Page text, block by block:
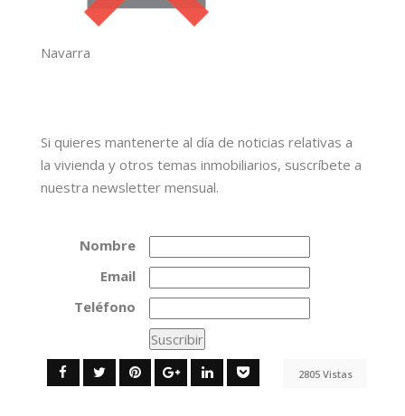
Navarra
Si quieres mantenerte al día de noticias relativas a
la vivienda y otros temas inmobiliarios, suscríbete a
nuestra newsletter mensual.
Nombre
Email
Teléfono
2805 Vistas